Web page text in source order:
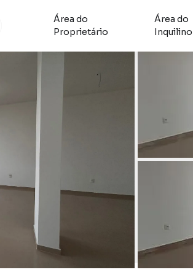
Área do
Proprietário
Área do
Inquilino